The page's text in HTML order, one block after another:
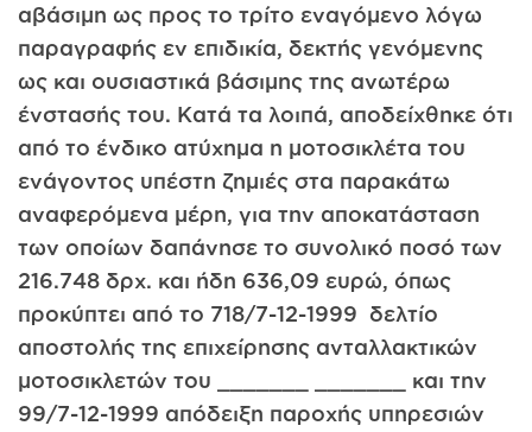
αβάσιμη ως προς το τρίτο εναγόμενο λόγω
παραγραφής εν επιδικία, δεκτής γενόμενης
ως και ουσιαστικά βάσιμης της ανωτέρω
ένστασής του. Κατά τα λοιπά, αποδείχθηκε ότι
από το ένδικο ατύχημα η μοτοσικλέτα του
ενάγοντος υπέστη ζημιές στα παρακάτω
αναφερόμενα μέρη, για την αποκατάσταση
των οποίων δαπάνησε το συνολικό ποσό των
216.748 δρχ. και ήδη 636,09 ευρώ, όπως
προκύπτει από το 718/7-12-1999 δελτίο
αποστολής της επιχείρησης ανταλλακτικών
μοτοσικλετών του _______ _______ και την
99/7-12-1999 απόδειξη παροχής υπηρεσιών